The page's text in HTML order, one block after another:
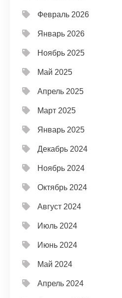
Февраль 2026
Январь 2026
Ноябрь 2025
Май 2025
Апрель 2025
Март 2025
Январь 2025
Декабрь 2024
Ноябрь 2024
Октябрь 2024
Август 2024
Июль 2024
Июнь 2024
Май 2024
Апрель 2024